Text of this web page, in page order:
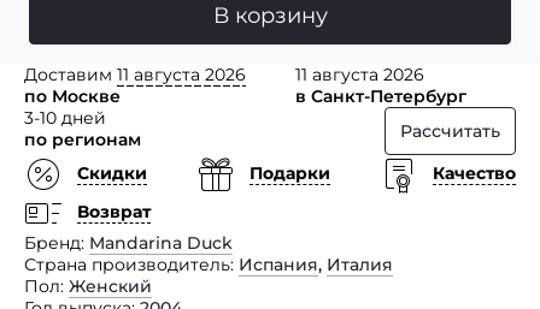
В корзину
Доставим 11 августа 2026
по Москве
11 августа 2026
в Санкт-Петербург
3-10 дней
по регионам
Рассчитать
Скидки
Подарки
Качество
Возврат
Бренд Mandarina Duck
Страна производитель Испания, Италия
Пол Женский